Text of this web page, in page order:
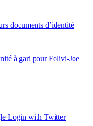
documents d’identité
à gari pour Folivi-Joe
Login with Twitter